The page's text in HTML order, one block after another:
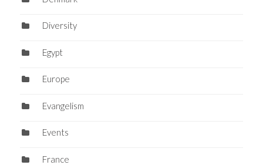
Diversity
Egypt
Europe
Evangelism
Events
France